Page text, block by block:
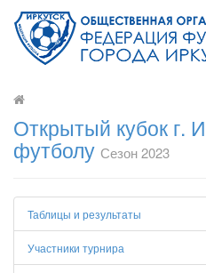
Открытый кубок г.
футболу Сезон 2023
Таблицы и результаты
Участники турнира